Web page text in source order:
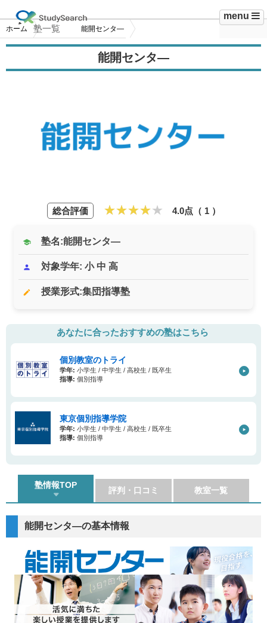
menu
ホーム 塾一覧 能開センタ―
能開センタ―
総合評価 4.0点（ 1 ）
school 塾名:能開センタ―
person 対象学年: 小 中 高
edit 授業形式:集団指導塾
あなたに合ったおすすめの塾はこちら
個別教室のトライ
学年: 小学生 / 中学生 / 高校生 / 既卒生
指導: 個別指導
東京個別指導学院
学年: 小学生 / 中学生 / 高校生 / 既卒生
指導: 個別指導
塾情報TOP
評判・口コミ 教室一覧
能開センタ―の基本情報